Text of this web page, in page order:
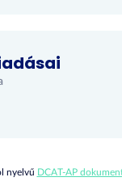
nyelvű DCAT-AP